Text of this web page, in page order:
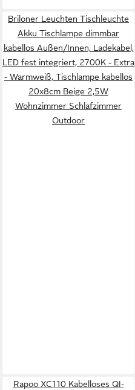
Briloner Leuchten Tischleuchte
Akku Tischlampe dimmbar
kabellos Außen/Innen, Ladekabel,
LED fest integriert, 2700K - Extra
- Warmweiß, Tischlampe kabellos
20x8cm Beige 2,5W
Wohnzimmer Schlafzimmer
Outdoor
Rapoo XC110 Kabelloses QI-